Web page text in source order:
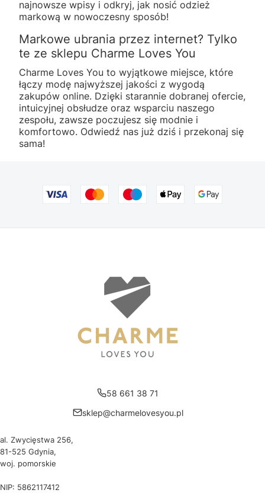
najnowsze wpisy i odkryj, jak nosić odzież
markową w nowoczesny sposób!
Markowe ubrania przez internet? Tylko
te ze sklepu Charme Loves You
Charme Loves You to wyjątkowe miejsce, które
łączy modę najwyższej jakości z wygodą
zakupów online. Dzięki starannie dobranej ofercie,
intuicyjnej obsłudze oraz wsparciu naszego
zespołu, zawsze poczujesz się modnie i
komfortowo. Odwiedź nas już dziś i przekonaj się
sama!
58 661 38 71
sklep@charmelovesyou.pl
al. Zwycięstwa 256,
81-525 Gdynia,
woj. pomorskie
NIP: 5862117412